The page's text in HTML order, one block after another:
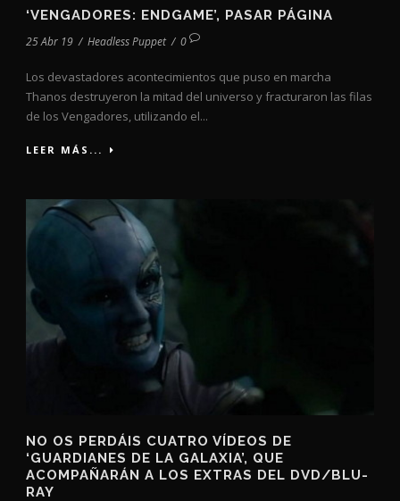
‘VENGADORES: ENDGAME’, PASAR PÁGINA
25 Abr 19 / Headless Puppet / 0
Los devastadores acontecimientos que puso en marcha
Thanos destruyeron la mitad del universo y fracturaron las filas
de los Vengadores, utilizando el...
LEER MÁS...
NO OS PERDÁIS CUATRO VÍDEOS DE
‘GUARDIANES DE LA GALAXIA’, QUE
ACOMPAÑARÁN A LOS EXTRAS DEL DVD/BLU-
RAY